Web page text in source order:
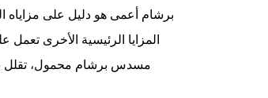
برشام أعمى هو دليل على مزاياه
المزايا الرئيسية الأخرى
مسدس برشام محمول، تقلل